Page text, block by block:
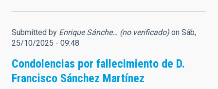
Submitted by Enrique Sánche… (no verificado) on Sáb,
25/10/2025 - 09:48
Condolencias por fallecimiento de D.
Francisco Sánchez Martínez